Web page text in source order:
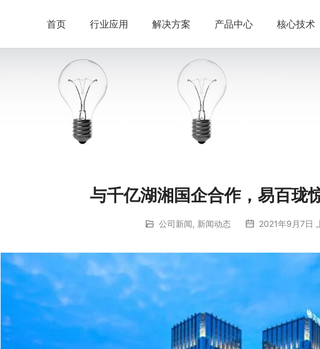
首页 行业应用 解决方案 产品中心 核心技术
与千亿湖湘国企合作，易百珑
公司新闻, 新闻动态 2021年9月7日